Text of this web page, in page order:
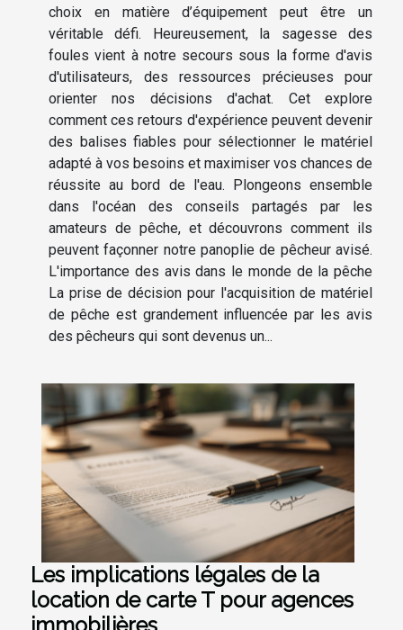
choix en matière d’équipement peut être un
véritable défi. Heureusement, la sagesse des
foules vient à notre secours sous la forme d'avis
d'utilisateurs, des ressources précieuses pour
orienter nos décisions d'achat. Cet explore
comment ces retours d'expérience peuvent devenir
des balises fiables pour sélectionner le matériel
adapté à vos besoins et maximiser vos chances de
réussite au bord de l'eau. Plongeons ensemble
dans l'océan des conseils partagés par les
amateurs de pêche, et découvrons comment ils
peuvent façonner notre panoplie de pêcheur avisé.
L'importance des avis dans le monde de la pêche
La prise de décision pour l'acquisition de matériel
de pêche est grandement influencée par les avis
des pêcheurs qui sont devenus un...
Les implications légales de la
location de carte T pour agences
immobilières